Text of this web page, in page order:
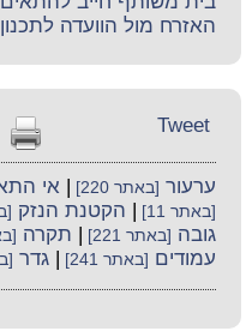
האזרח מול הוועדה
Tweet
ערעור [באתר 220] |אי
[באתר 11] הקטנת הנזק
גובה [באתר 221] תקרה
עמודים [באתר 241] |גדר